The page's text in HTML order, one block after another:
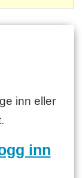
inn eller
inn